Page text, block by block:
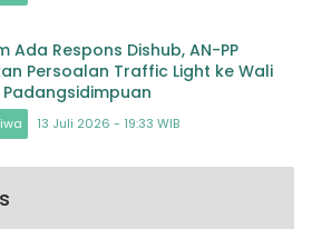
Ada Respons Dishub, AN-PP
Persoalan Traffic Light ke Wali
13 Juli 2026 - 19:33 WIB